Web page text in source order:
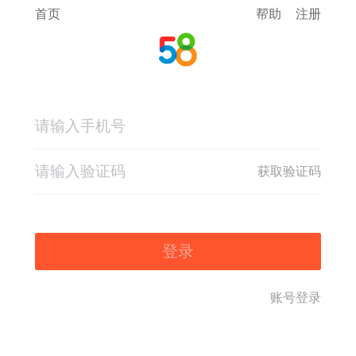
首页 帮助 注册
获取验证码
登录
账号登录